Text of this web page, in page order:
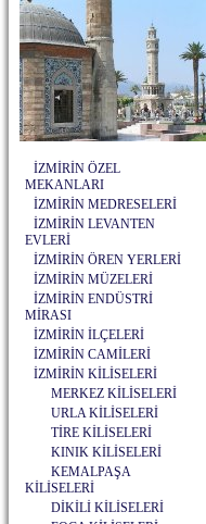
İZMİRİN ÖZEL
MEKANLARI
İZMİRİN MEDRESELERİ
İZMİRİN LEVANTEN
EVLERİ
İZMİRİN ÖREN YERLERİ
İZMİRİN MÜZELERİ
İZMİRİN ENDÜSTRİ
MİRASI
İZMİRİN İLÇELERİ
İZMİRİN CAMİLERİ
İZMİRİN KİLİSELERİ
MERKEZ KİLİSELERİ
URLA KİLİSELERİ
TİRE KİLİSELERİ
KINIK KİLİSELERİ
KEMALPAŞA
KİLİSELERİ
DİKİLİ KİLİSELERİ